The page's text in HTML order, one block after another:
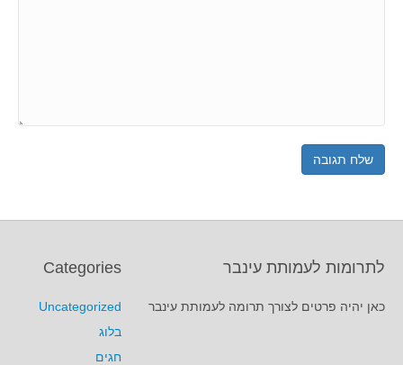
לתרומות לעמותת עינבר
כאן יהיה פרטים לצורך תרומה לעמותת עינבר
Categories
Uncategorized
בלוג
חגים